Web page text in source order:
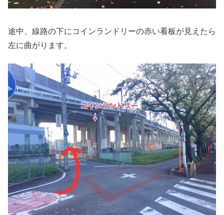
途中、線路の下にコインランドリーの赤い看板が見えたら
左に曲がります。